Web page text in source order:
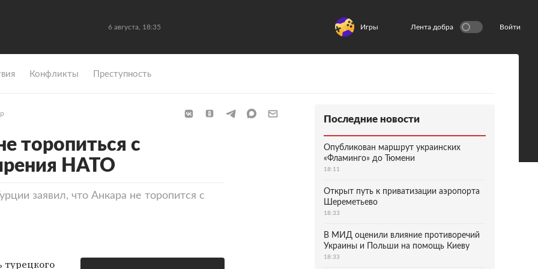
6 августа, 18:35 Игры Лента добра Войти
Конфликты Преступность
торопиться с
НАТО
заявил, что Анкара не торопится с
Последние новости
Опубликован маршрут украинских
«Фламинго» до Тюмени
18:11
Открыт путь к приватизации аэропорта
Шереметьево
18:33
В МИД оценили влияние противоречий
Украины и Польши на помощь Киеву
18:33